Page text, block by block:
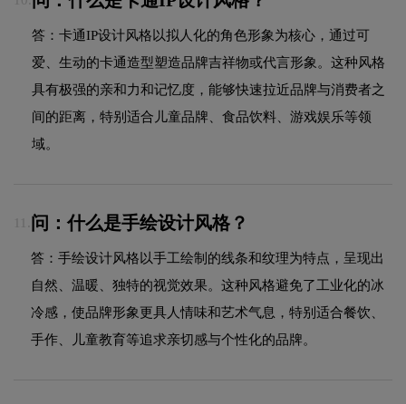
答：卡通IP设计风格以拟人化的角色形象为核心，通过可
爱、生动的卡通造型塑造品牌吉祥物或代言形象。这种风格
具有极强的亲和力和记忆度，能够快速拉近品牌与消费者之
间的距离，特别适合儿童品牌、食品饮料、游戏娱乐等领
域。
问：什么是手绘设计风格？
答：手绘设计风格以手工绘制的线条和纹理为特点，呈现出
自然、温暖、独特的视觉效果。这种风格避免了工业化的冰
冷感，使品牌形象更具人情味和艺术气息，特别适合餐饮、
手作、儿童教育等追求亲切感与个性化的品牌。